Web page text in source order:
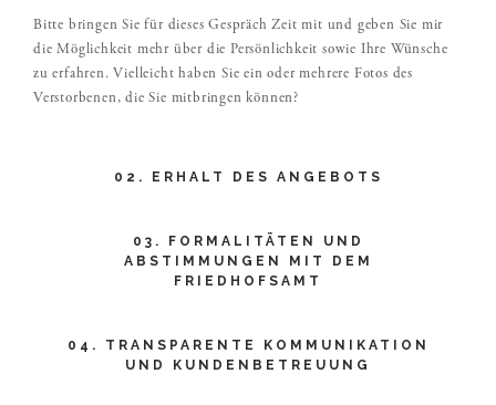
02. ERHALT DES ANGEBOTS
03. FORMALITÄTEN UND
ABSTIMMUNGEN MIT DEM
FRIEDHOFSAMT
04. TRANSPARENTE KOMMUNIKATION
UND KUNDENBETREUUNG
Bitte bringen Sie für dieses Gespräch Zeit mit und geben Sie mir
die Möglichkeit mehr über die Persönlichkeit sowie Ihre Wünsche
zu erfahren. Vielleicht haben Sie ein oder mehrere Fotos des
Verstorbenen, die Sie mitbringen können?